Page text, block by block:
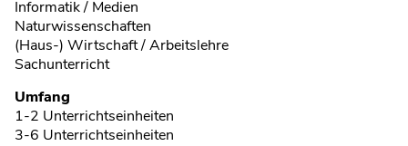
Informatik / Medien
Naturwissenschaften
(Haus-) Wirtschaft / Arbeitslehre
Sachunterricht
Umfang
1-2 Unterrichtseinheiten
3-6 Unterrichtseinheiten